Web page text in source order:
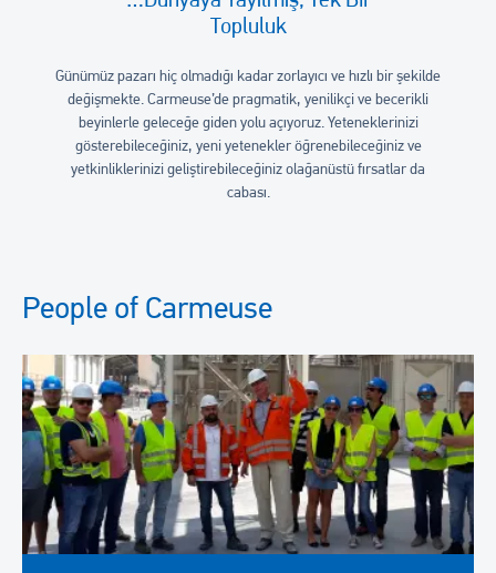
Topluluk
Günümüz pazarı hiç olmadığı kadar zorlayıcı ve hızlı bir şekilde
değişmekte. Carmeuse’de pragmatik, yenilikçi ve becerikli
beyinlerle geleceğe giden yolu açıyoruz. Yeteneklerinizi
gösterebileceğiniz, yeni yetenekler öğrenebileceğiniz ve
yetkinliklerinizi geliştirebileceğiniz olağanüstü fırsatlar da
cabası.
People of Carmeuse